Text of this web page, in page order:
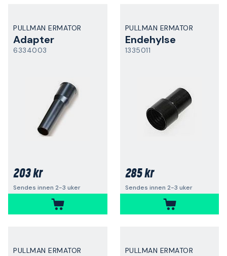
PULLMAN ERMATOR
Adapter
6334003
203 kr
Sendes innen 2-3 uker
PULLMAN ERMATOR
Endehylse
1335011
285 kr
Sendes innen 2-3 uker
PULLMAN ERMATOR PULLMAN ERMATOR